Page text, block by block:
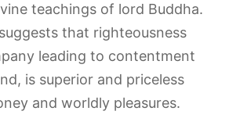
teachings of lord Buddha.
that righteousness
leading to contentment
is superior and priceless
and worldly pleasures.